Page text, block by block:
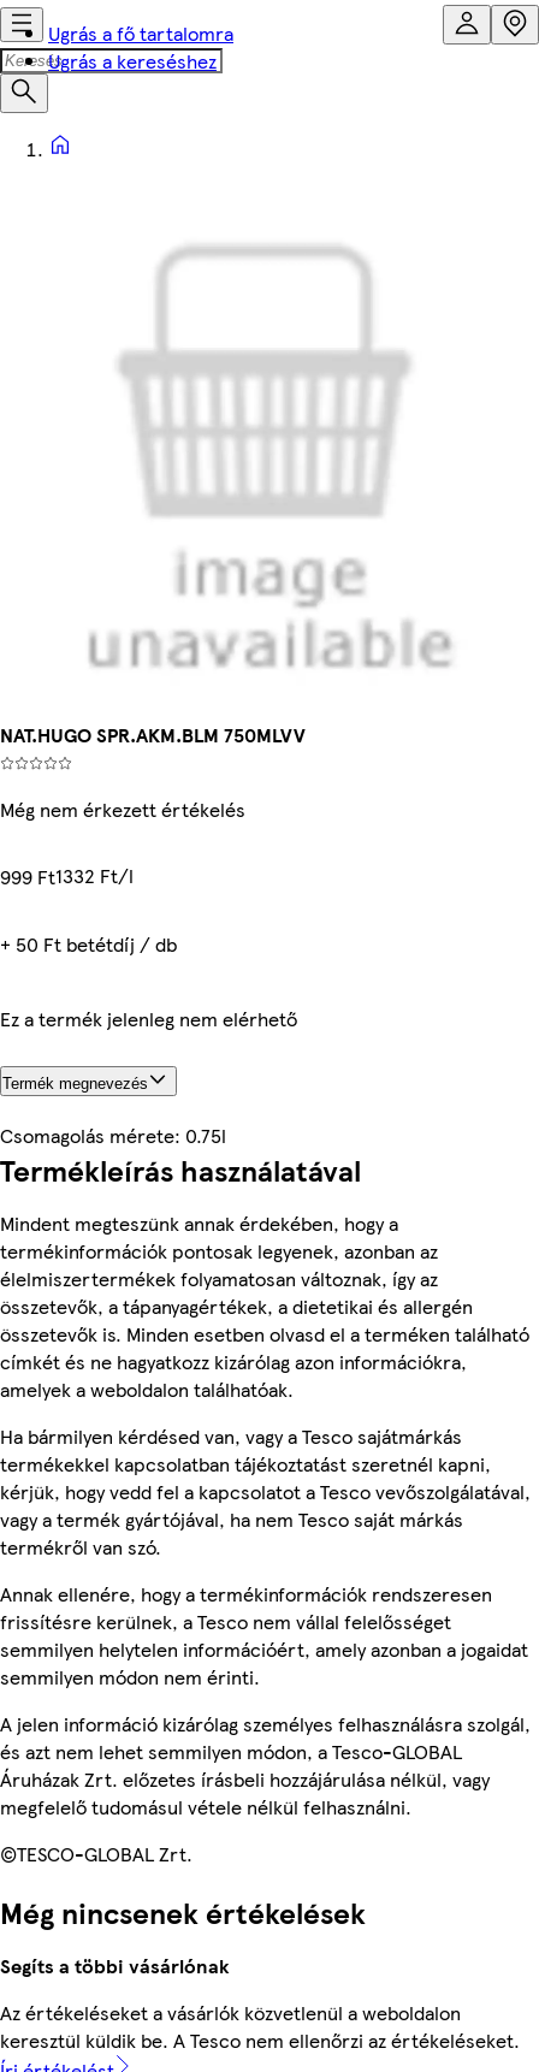
Ugrás a fő tartalomra
Ugrás a kereséshez
NAT.HUGO SPR.AKM.BLM 750MLVV
Még nem érkezett értékelés
999 Ft1332 Ft/l
+ 50 Ft betétdíj / db
Ez a termék jelenleg nem elérhető
Termék megnevezés
Csomagolás mérete: 0.75l
Termékleírás használatával
Mindent megteszünk annak érdekében, hogy a
termékinformációk pontosak legyenek, azonban az
élelmiszertermékek folyamatosan változnak, így az
összetevők, a tápanyagértékek, a dietetikai és allergén
összetevők is. Minden esetben olvasd el a terméken található
címkét és ne hagyatkozz kizárólag azon információkra,
amelyek a weboldalon találhatóak.
Ha bármilyen kérdésed van, vagy a Tesco sajátmárkás
termékekkel kapcsolatban tájékoztatást szeretnél kapni,
kérjük, hogy vedd fel a kapcsolatot a Tesco vevőszolgálatával,
vagy a termék gyártójával, ha nem Tesco saját márkás
termékről van szó.
Annak ellenére, hogy a termékinformációk rendszeresen
frissítésre kerülnek, a Tesco nem vállal felelősséget
semmilyen helytelen információért, amely azonban a jogaidat
semmilyen módon nem érinti.
A jelen információ kizárólag személyes felhasználásra szolgál,
és azt nem lehet semmilyen módon, a Tesco-GLOBAL
Áruházak Zrt. előzetes írásbeli hozzájárulása nélkül, vagy
megfelelő tudomásul vétele nélkül felhasználni.
©TESCO-GLOBAL Zrt.
Még nincsenek értékelések
Segíts a többi vásárlónak
Az értékeléseket a vásárlók közvetlenül a weboldalon
keresztül küldik be. A Tesco nem ellenőrzi az értékeléseket.